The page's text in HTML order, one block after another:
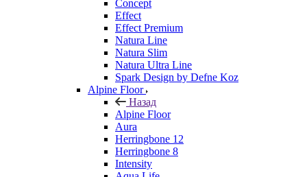
Concept
Effect
Effect Premium
Natura Line
Natura Slim
Natura Ultra Line
Spark Design by Defne Koz
Alpine Floor
Назад
Alpine Floor
Aura
Herringbone 12
Herringbone 8
Intensity